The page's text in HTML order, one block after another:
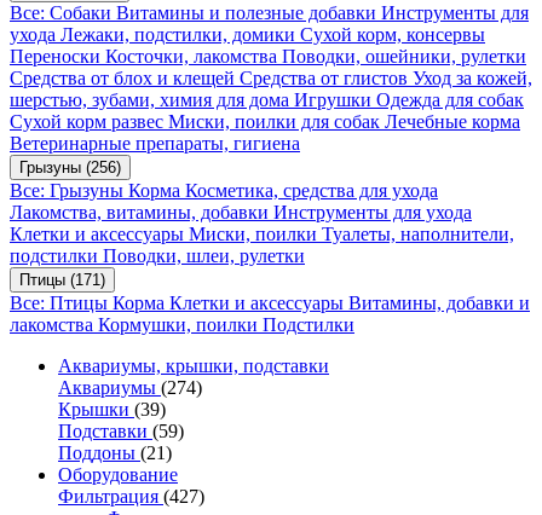
Все: Собаки Витамины и полезные добавки Инструменты для
ухода Лежаки, подстилки, домики Сухой корм, консервы
Переноски Косточки, лакомства Поводки, ошейники, рулетки
Средства от блох и клещей Средства от глистов Уход за кожей,
шерстью, зубами, химия для дома Игрушки Одежда для собак
Сухой корм развес Миски, поилки для собак Лечебные корма
Ветеринарные препараты, гигиена
Грызуны (256)
Все: Грызуны Корма Косметика, средства для ухода
Лакомства, витамины, добавки Инструменты для ухода
Клетки и аксессуары Миски, поилки Туалеты, наполнители,
подстилки Поводки, шлеи, рулетки
Птицы (171)
Все: Птицы Корма Клетки и аксессуары Витамины, добавки и
лакомства Кормушки, поилки Подстилки
Аквариумы, крышки, подставки
Аквариумы (274)
Крышки (39)
Подставки (59)
Поддоны (21)
Оборудование
Фильтрация (427)